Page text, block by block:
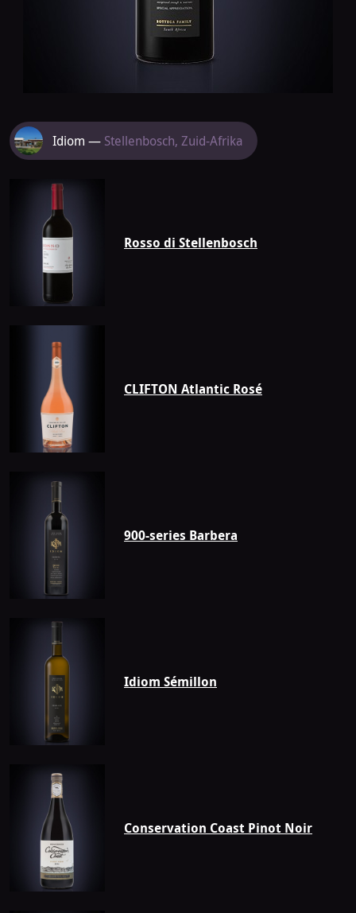
Meer
van
Idiom
Idiom — Stellenbosch, Zuid-Afrika
Rosso di Stellenbosch
CLIFTON Atlantic Rosé
900-series Barbera
Idiom Sémillon
Conservation Coast Pinot Noir